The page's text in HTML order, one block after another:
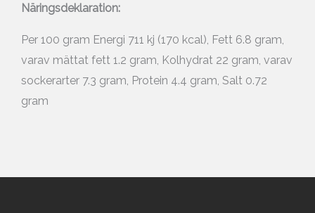
Näringsdeklaration:
Per 100 gram Energi 711 kj (170 kcal), Fett 6.8 gram,
varav mättat fett 1.2 gram, Kolhydrat 22 gram, varav
sockerarter 7.3 gram, Protein 4.4 gram, Salt 0.72
gram